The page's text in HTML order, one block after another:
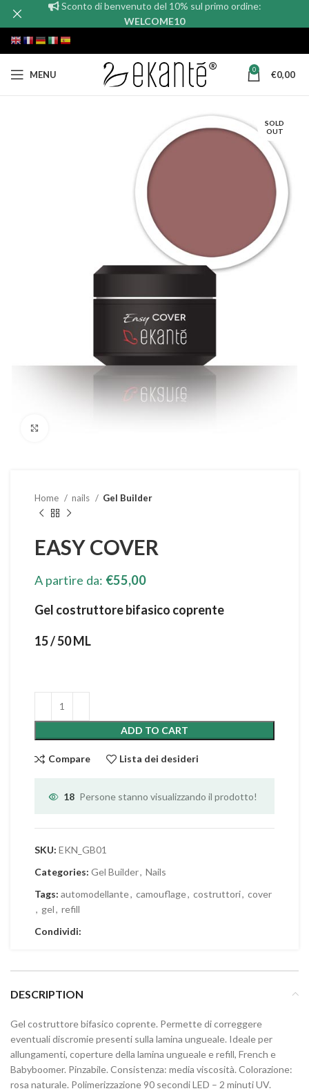
MENU 0 €0,00
SOLD
OUT
Home nails Gel Builder
EASY COVER
A partire da: €55,00
Gel costruttore bifasico coprente
15 / 50 ML
ADD TO CART
Compare Lista dei desideri
18 Persone stanno visualizzando il prodotto!
SKU: EKN_GB01
Categories: Gel Builder, Nails
Tags: automodellante, camouflage, costruttori, cover
, gel, refill
Condividi:
DESCRIPTION
Gel costruttore bifasico coprente. Permette di correggere
eventuali discromie presenti sulla lamina ungueale. Ideale per
allungamenti, coperture della lamina ungueale e refill, French e
Babyboomer. Pinzabile. Consistenza: media viscosità. Colorazione:
rosa naturale. Polimerizzazione 90 secondi LED – 2 minuti UV.
Sconto di benvenuto del 10% sul primo ordine:
WELCOME10